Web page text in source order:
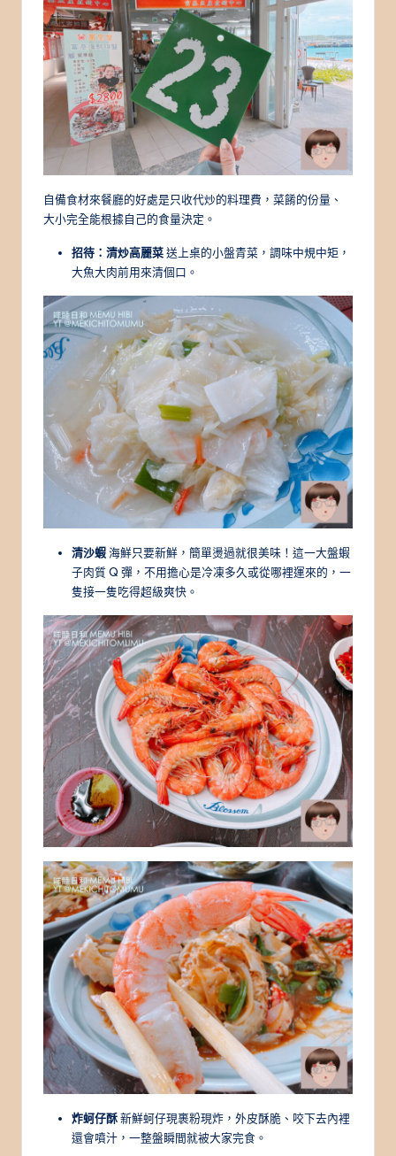
自備食材來餐廳的好處是只收代炒的料理費，菜餚的份量、
大小完全能根據自己的食量決定。
招待：清炒高麗菜送上桌的小盤青菜，調味中規中矩，
大魚大肉前用來清個口。
清沙蝦海鮮只要新鮮，簡單燙過就很美味！這一大盤蝦
子肉質 Q 彈，不用擔心是冷凍多久或從哪裡運來的，一
隻接一隻吃得超級爽快。
炸蚵仔酥新鮮蚵仔現裹粉現炸，外皮酥脆、咬下去內裡
還會噴汁，一整盤瞬間就被大家完食。